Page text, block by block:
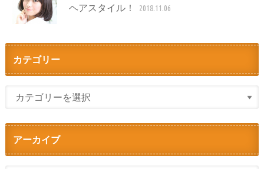
ヘアスタイル！
2018.11.06
カテゴリー
アーカイブ